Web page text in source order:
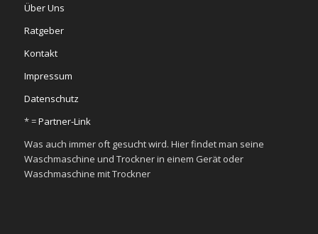
Über Uns
Ratgeber
Kontakt
Impressum
Datenschutz
* =Partner-Link
Was auch immer oft gesucht wird. Hier findet man seine
Waschmaschine und Trockner in einem Gerät oder
Waschmaschine mit Trockner